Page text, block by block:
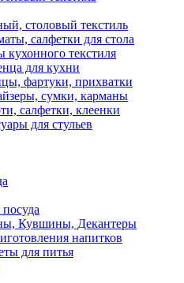
столовый текстиль
салфетки для стола
кухонного текстиля
для кухни
фартуки, прихватки
сумки, карманы
салфетки, клеенки
для стульев
Кувшины, Декантеры
напитков
для питья